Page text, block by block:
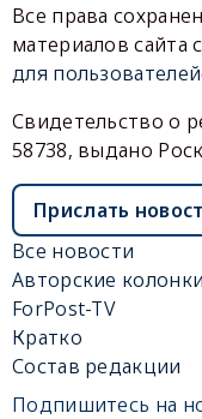
Все права
материалов сайта
для пользователей
Свидетельство о
58738, выдано
Прислать
Все новости
Авторские колонки
ForPost-TV
Кратко
Состав редакции
Подпишитесь на